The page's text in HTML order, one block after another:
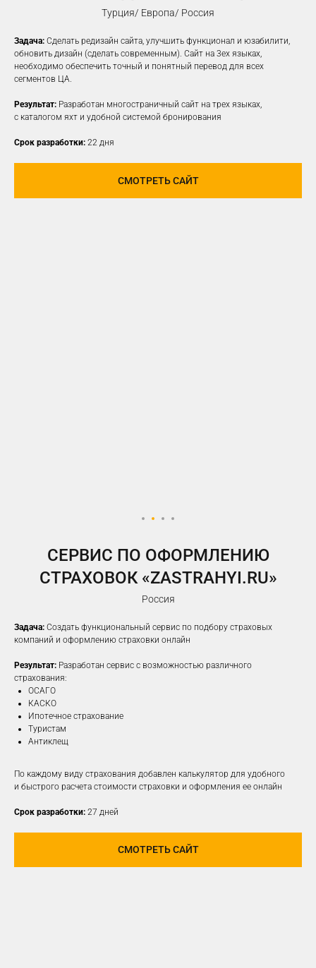
Турция/ Европа/ Россия
Задача: Сделать редизайн сайта, улучшить функционал и юзабилити,
обновить дизайн (сделать современным). Сайт на 3ех языках,
необходимо обеспечить точный и понятный перевод для всех
сегментов ЦА.
Результат: Разработан многостраничный сайт на трех языках,
с каталогом яхт и удобной системой бронирования
Срок разработки: 22 дня
СМОТРЕТЬ САЙТ
CЕРВИС ПО ОФОРМЛЕНИЮ
СТРАХОВОК «ZASTRAHYI.RU»
Россия
Задача: Создать функциональный сервис по подбору страховых
компаний и оформлению страховки онлайн
Результат: Разработан сервис с возможностью различного
страхования:
ОСАГО
КАСКО
Ипотечное страхование
Туристам
Антиклещ
По каждому виду страхования добавлен калькулятор для удобного
и быстрого расчета стоимости страховки и оформления ее онлайн
Срок разработки: 27 дней
СМОТРЕТЬ САЙТ
КОНТЕКСТНАЯ
РЕКЛАМА
Создаем рекламные объявления
на различных платформах для привлечения
новой заинтересованной ЦА
увеличить заявки
ПОДРОБНЕЕ